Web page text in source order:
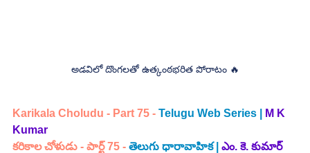
అడవిలో దొంగలతో ఉత్కంఠభరిత పోరాటం 🔥
Karikala Choludu - Part 75 - Telugu Web Series |
M K
Kumar
కరికాల చోళుడు - పార్ట్ 75 - తెలుగు ధారావాహిక | ఎం. కె. కుమార్